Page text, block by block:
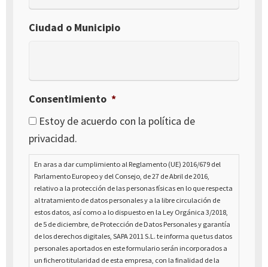
Ciudad o Municipio
Consentimiento *
Estoy de acuerdo con la política de
privacidad.
En aras a dar cumplimiento al Reglamento (UE) 2016/679 del
Parlamento Europeo y del Consejo, de 27 de Abril de 2016,
relativo a la protección de las personas físicas en lo que respecta
al tratamiento de datos personales y a la libre circulación de
estos datos, así como a lo dispuesto en la Ley Orgánica 3/2018,
de 5 de diciembre, de Protección de Datos Personales y garantía
de los derechos digitales, SAPA 2011 S.L. te informa que tus datos
personales aportados en este formulario serán incorporados a
un fichero titularidad de esta empresa, con la finalidad de la